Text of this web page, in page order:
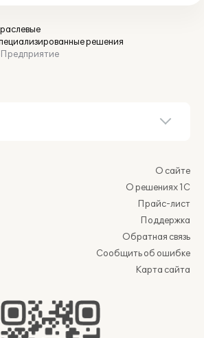
решения
О сайте
О решениях 1С
Прайс-лист
Поддержка
Обратная связь
Сообщить об ошибке
Карта сайта